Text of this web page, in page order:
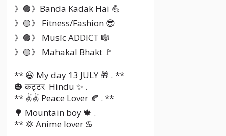
》🟣》Banda Kadak Hai 💪
》🟣》 Fitness/Fashion 😎
》🟣》 Musíc ADDICT 🎼
》🟣》 Mahakal Bhakt 🚩
** 😃 My day 13 JULY 🎁 . **
🎃 कट्टर Hindu ✨ .
** ✌✌ Peace Lover 🍂 . **
🌳 Mountain boy 🍁 .
** 💢 Anime lover ♋